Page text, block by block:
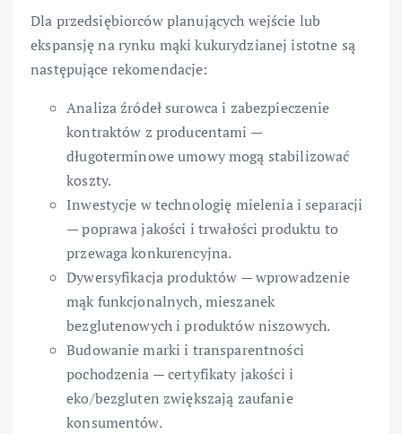
Dla przedsiębiorców planujących wejście lub
ekspansję na rynku mąki kukurydzianej istotne są
następujące rekomendacje:
Analiza źródeł surowca i zabezpieczenie
kontraktów z producentami —
długoterminowe umowy mogą stabilizować
koszty.
Inwestycje w technologię mielenia i separacji
— poprawa jakości i trwałości produktu to
przewaga konkurencyjna.
Dywersyfikacja produktów — wprowadzenie
mąk funkcjonalnych, mieszanek
bezglutenowych i produktów niszowych.
Budowanie marki i transparentności
pochodzenia — certyfikaty jakości i
eko/bezgluten zwiększają zaufanie
konsumentów.